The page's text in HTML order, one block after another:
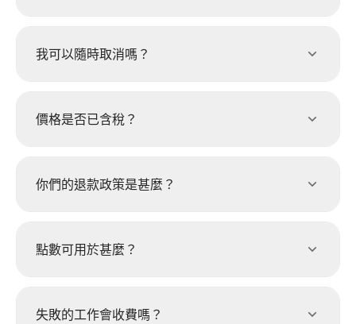
我可以隨時取消嗎？
價格是否已含稅？
你們的退款政策是甚麼？
點數可用於甚麼？
失敗的工作會收費嗎？